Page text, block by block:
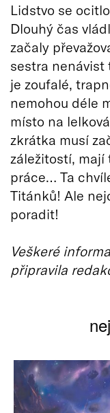
Lidstvo se
Dlouhý čas
začaly
sestra
je zoufalé,
nemohou déle
místo na
zkrátka musí
záležitostí,
práce… Ta
Titánků! Ale
poradit!
Veškeré
připravila